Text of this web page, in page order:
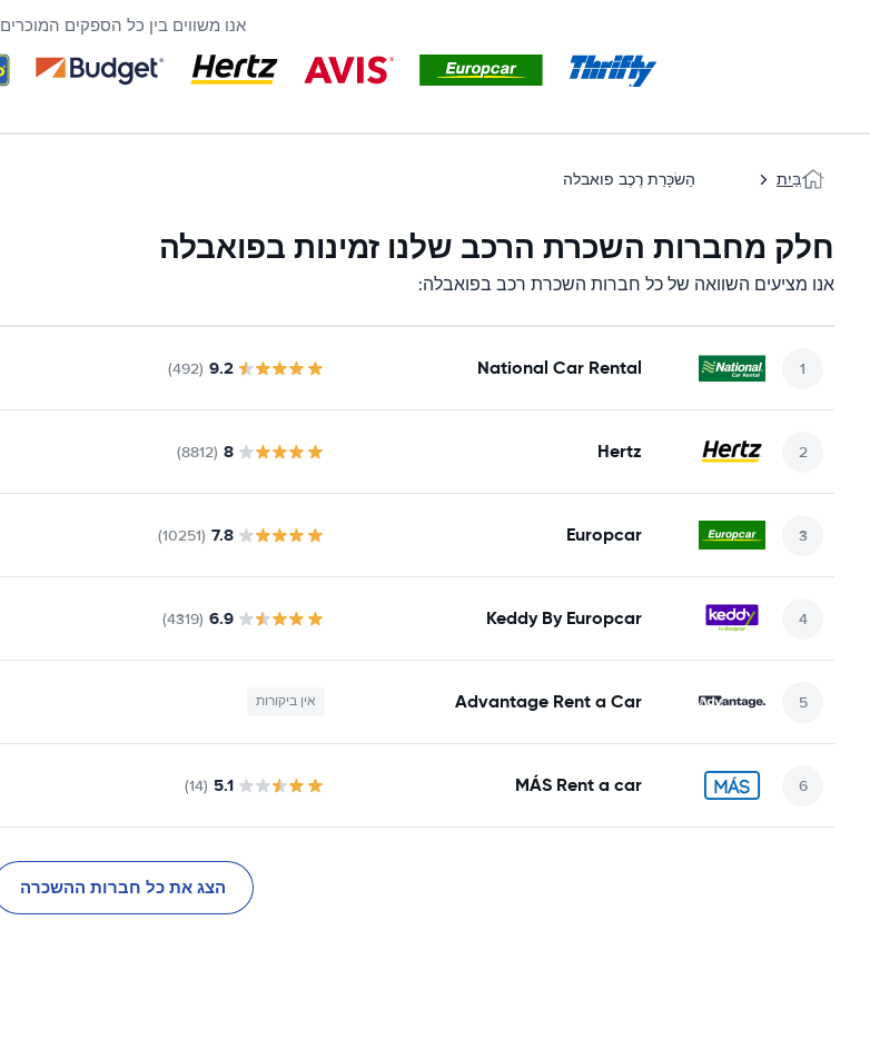
אנו משווים בין כל הספקים המוכרים
בַּיִת הַשׂכָּרַת רֶכֶב פואבלה
חלק מחברות השכרת הרכב שלנו זמינות בפואבלה
אנו מציעים השוואה של כל חברות השכרת רכב בפואבלה:
National Car Rental
9.2
(492)
Hertz
8
(8812)
Europcar
7.8
(10251)
Keddy By Europcar
6.9
(4319)
Advantage Rent a Car אין ביקורות
MÁS Rent a car
5.1
(14)
הצג את כל חברות ההשכרה